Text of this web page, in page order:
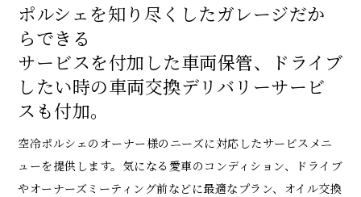
ポルシェを知り尽くしたガレージだか
らできる
サービスを付加した車両保管、ドライブ
したい時の車両交換デリバリーサービ
スも付加。
空冷ポルシェのオーナー様のニーズに対応したサービスメニ
ューを提供します。気になる愛⾞のコンディション、ドライブ
やオーナーズミーティング前などに最適なプラン、オイル交換